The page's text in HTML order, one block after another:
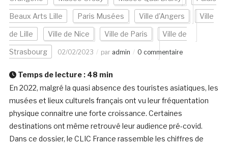
Beaux Arts Lille Paris Musées Ville d'Angers Ville
de Lille Ville de Nice Ville de Paris Ville de
Strasbourg 02/02/2023 par admin 0 commentaire
Temps de lecture : 48 min
En 2022, malgré la quasi absence des touristes asiatiques, les
musées et lieux culturels français ont vu leur fréquentation
physique connaitre une forte croissance. Certaines
destinations ont même retrouvé leur audience pré-covid.
Dans ce dossier, le CLIC France rassemble les chiffres de